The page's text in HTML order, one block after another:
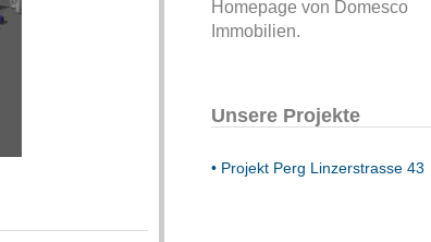
Homepage von Domesco
Immobilien.
Unsere Projekte
• Projekt Perg Linzerstrasse 43